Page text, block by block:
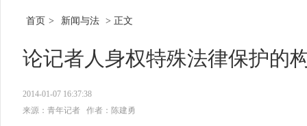
首页 > 新闻与法 > 正文
论记者人身权特殊法律保护的
2014-01-07 16:37:38
来源：青年记者
作者：陈建勇